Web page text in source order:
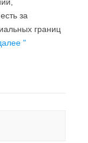
за
границ
"